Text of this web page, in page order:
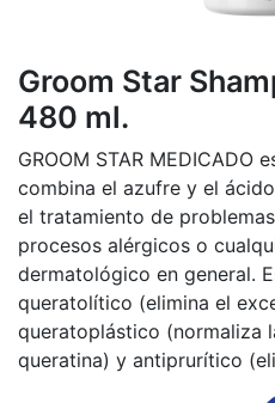
Groom Star
480 ml.
GROOM STAR MEDICADO
combina el azufre y el
el tratamiento de
procesos alérgicos o
dermatológico en general.
queratolítico (elimina el
queratoplástico (normaliza
queratina) y antiprurítico